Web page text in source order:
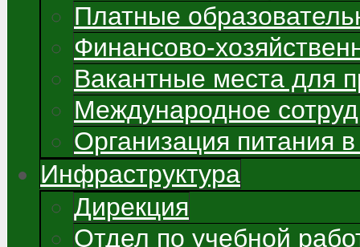
Платные
Финансово-
Вакантные места для
Международное
Организация питания
Инфраструктура
Дирекция
Отдел по учебной